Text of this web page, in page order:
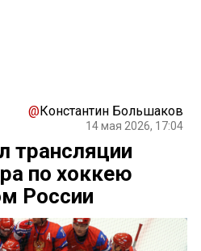
@Константин Большаков
14 мая 2026, 17:04
трансляции
по хоккею
России